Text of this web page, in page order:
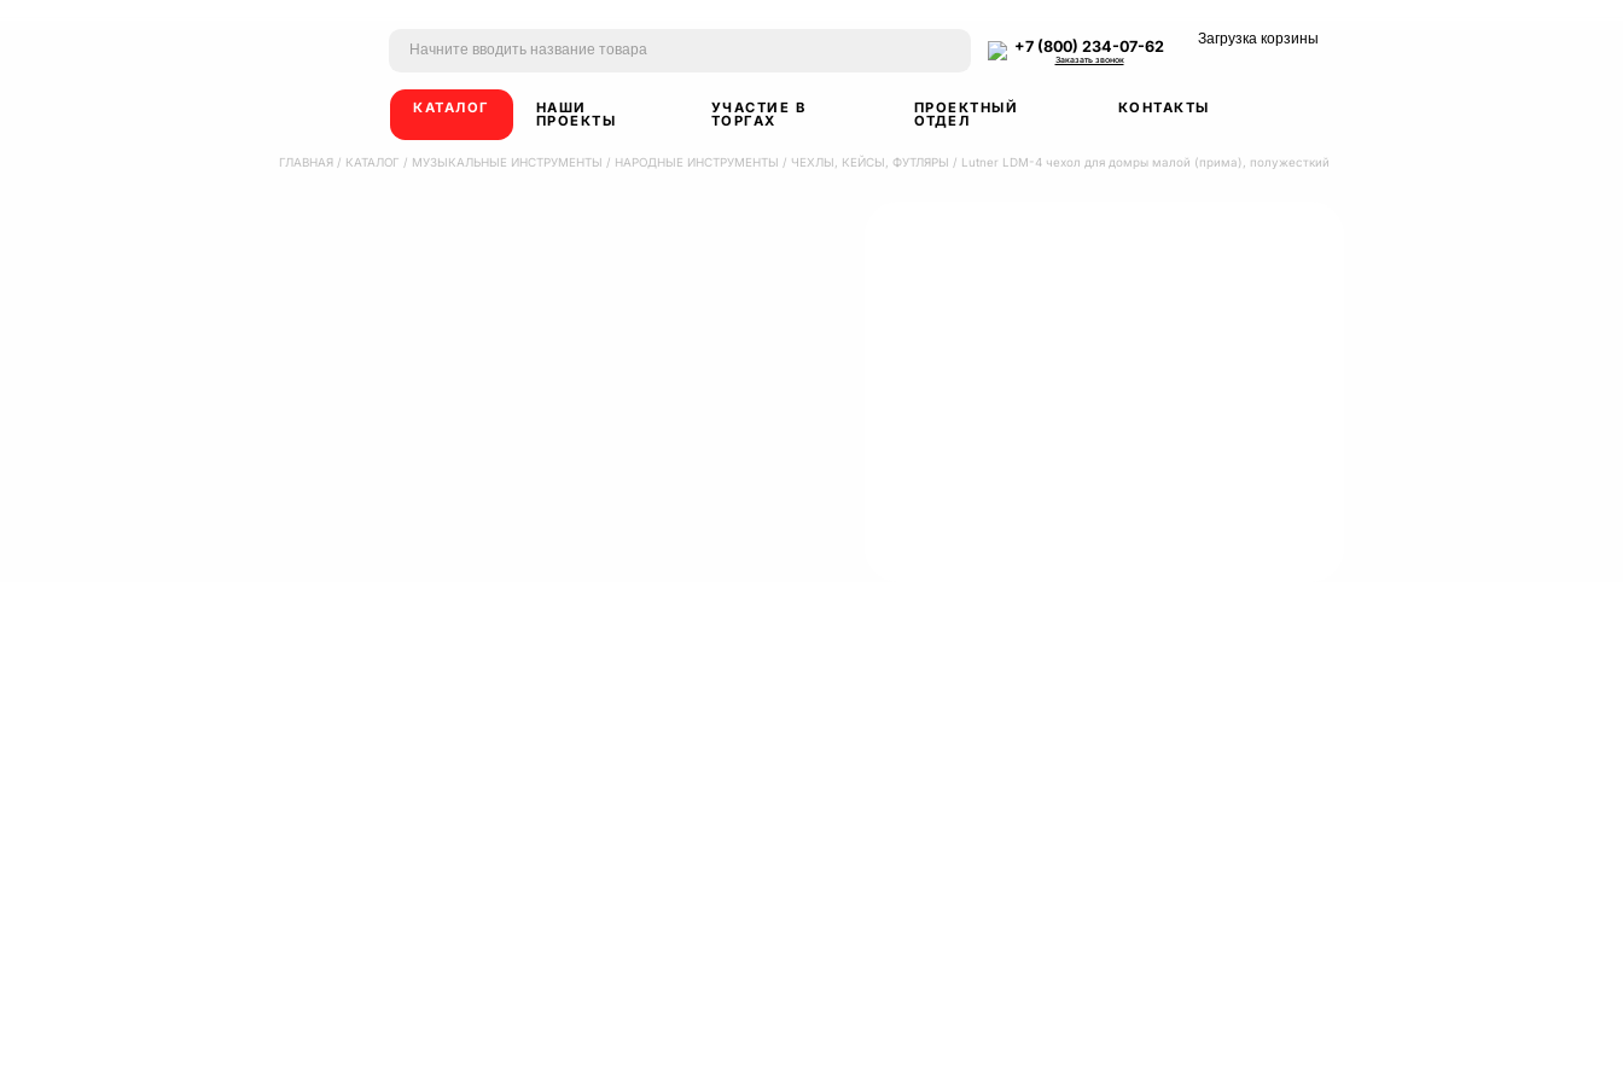
+7 (800) 234-07-62
Заказать звонок
Загрузка корзины
КАТАЛОГ НАШИ
ПРОЕКТЫ
УЧАСТИЕ В
ТОРГАХ
ПРОЕКТНЫЙ
ОТДЕЛ
КОНТАКТЫ
ГЛАВНАЯ / КАТАЛОГ / МУЗЫКАЛЬНЫЕ ИНСТРУМЕНТЫ / НАРОДНЫЕ ИНСТРУМЕНТЫ / ЧЕХЛЫ, КЕЙСЫ, ФУТЛЯРЫ / Lutner LDM-4 чехол для домры малой (прима), полужесткий